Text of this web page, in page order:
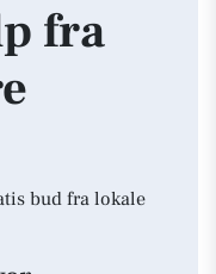
fra
bud fra lokale